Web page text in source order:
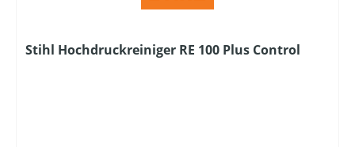
Stihl Hochdruckreiniger RE 100 Plus Control